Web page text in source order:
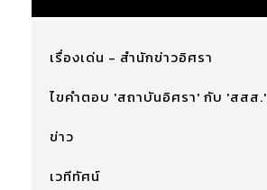
เรื่องเด่น - สำนักข่าวอิศรา
ไขคำตอบ 'สถาบันอิศรา' กับ 'สสส.'
ข่าว
เวทีทัศน์